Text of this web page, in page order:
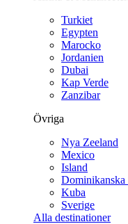
Turkiet
Egypten
Marocko
Jordanien
Dubai
Kap Verde
Zanzibar
Övriga
Nya Zeeland
Mexico
Island
Dominikanska
Kuba
Sverige
Alla destinationer